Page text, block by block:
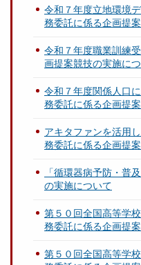
令和７年度立地環境
務委託に係る企画提
令和７年度職業訓練
画提案競技の実施に
令和７年度関係人口
務委託に係る企画提
アキタファンを活用
務委託に係る企画提
「循環器病予防・普
の実施について
第５０回全国高等学
務委託に係る企画提
第５０回全国高等学